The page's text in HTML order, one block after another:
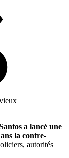
a lancé une
la contre-
autorités